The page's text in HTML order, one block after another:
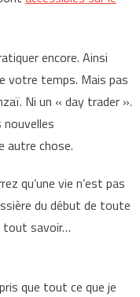
encore. Ainsi
votre temps. Mais pas
Ni un « day trader ».
nouvelles
autre chose.
qu’une vie n’est pas
du début de toute
tout savoir…
que tout ce que je